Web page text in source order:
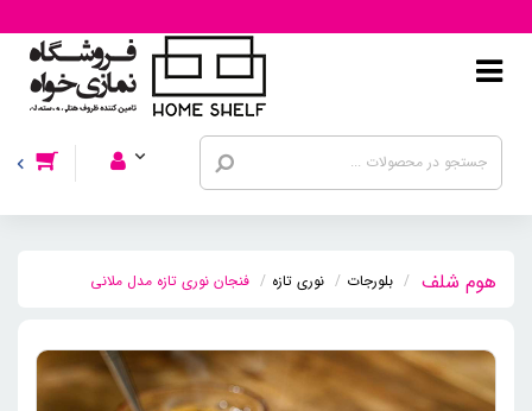
بلورجات نوری تازه فنجان نوری تازه مدل ملانی